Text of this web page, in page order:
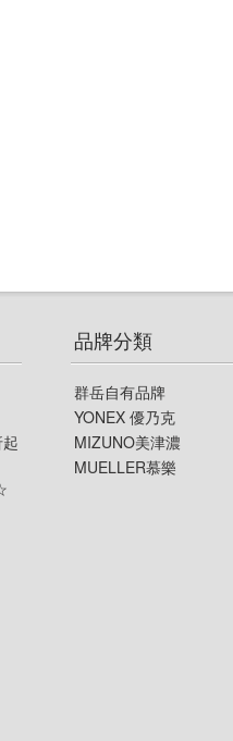
品牌分類
群岳自有品牌
YONEX 優乃克
MIZUNO美津濃
MUELLER慕樂